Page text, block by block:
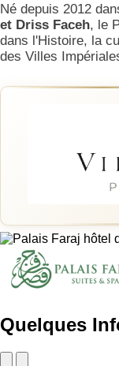
Né depuis 2012
et Driss Faceh, le
dans l'Histoire, la
des Villes
Quelques